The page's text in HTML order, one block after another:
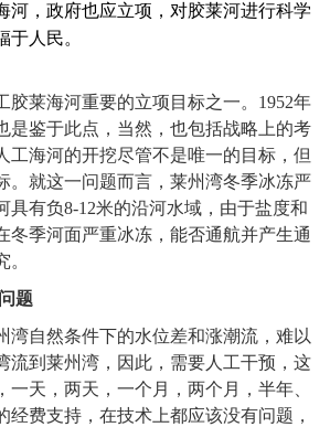
河，政府也应立项，对胶莱河进行科学
于人民。
胶莱海河重要的立项目标之一。1952年
是鉴于此点，当然，也包括战略上的考
工海河的开挖尽管不是唯一的目标，但
。就这一问题而言，莱州湾冬季冰冻严
具有负8-12米的沿河水域，由于盐度和
冬季河面严重冰冻，能否通航并产生通
题
湾自然条件下的水位差和涨潮流，难以
流到莱州湾，因此，需要人工干预，这
一天，两天，一个月，两个月，半年、
经费支持，在技术上都应该没有问题，